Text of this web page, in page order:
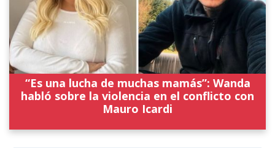
“Es una lucha de muchas mamás”: Wanda
habló sobre la violencia en el conflicto con
Mauro Icardi